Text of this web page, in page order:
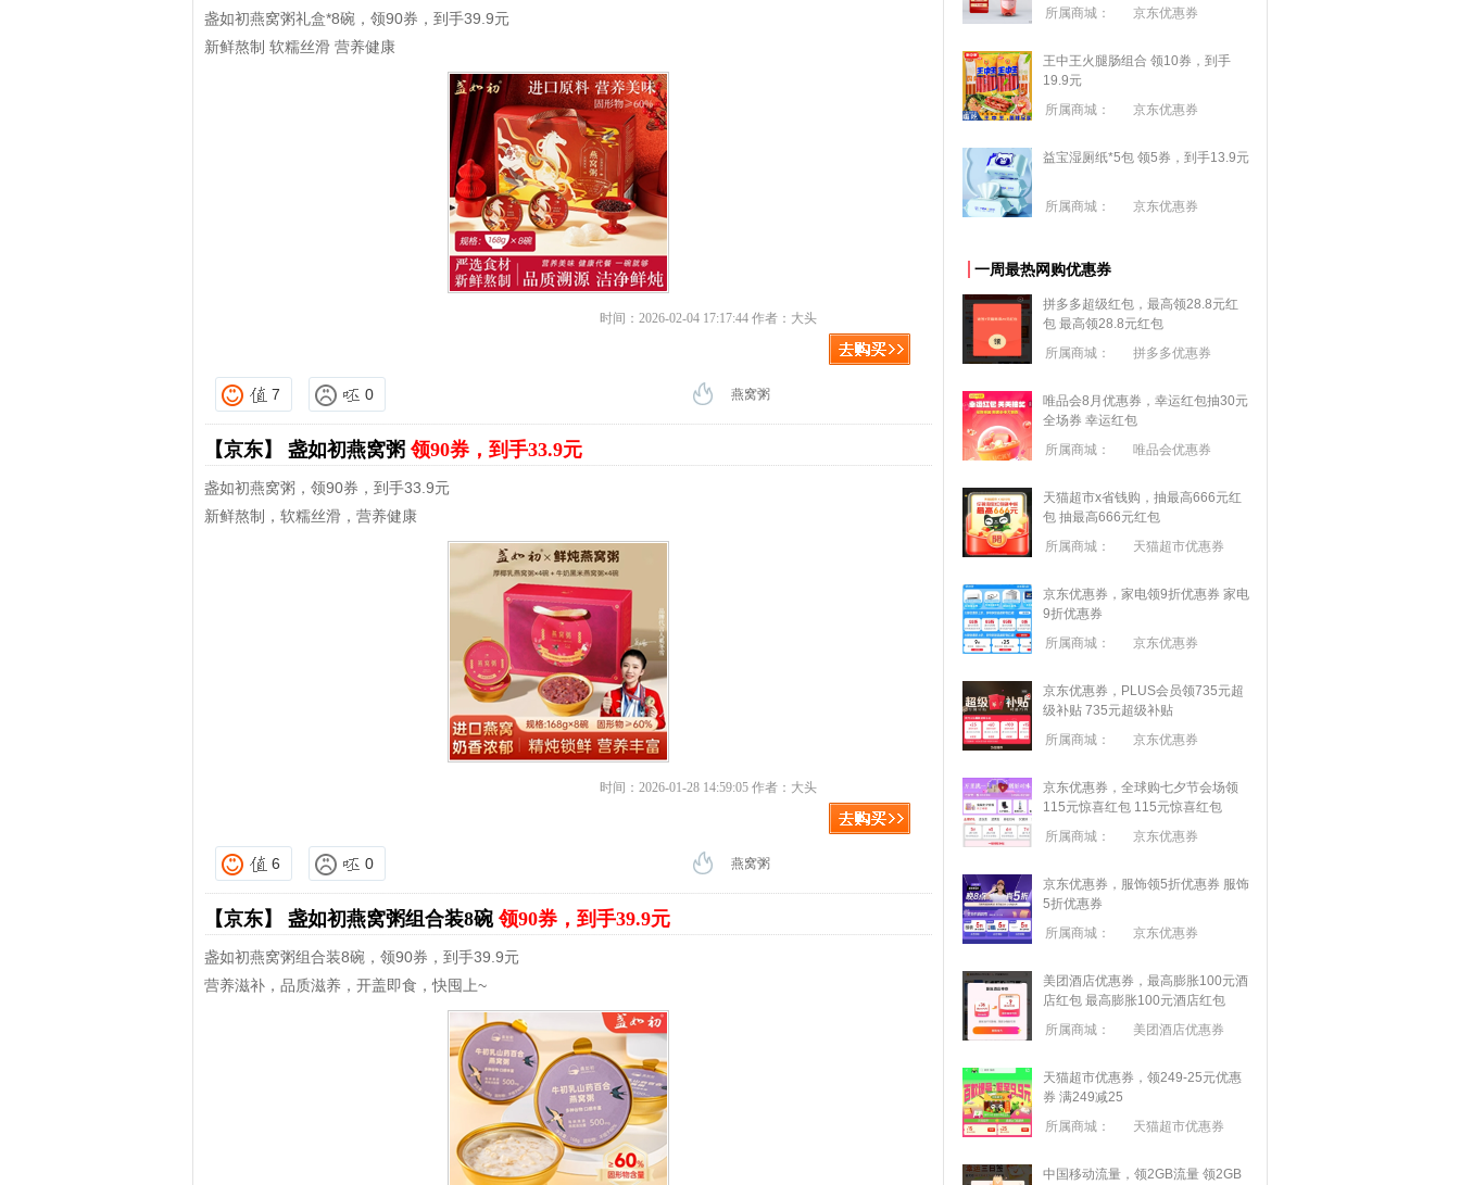
盏如初燕窝粥礼盒*8碗，领90券，到手39.9元
新鲜熬制 软糯丝滑 营养健康
时间：2026-02-04 17:17:44 作者：大头
7 0 燕窝粥
【京东】 盏如初燕窝粥领90券，到手33.9元
盏如初燕窝粥，领90券，到手33.9元
新鲜熬制，软糯丝滑，营养健康
时间：2026-01-28 14:59:05 作者：大头
6 0 燕窝粥
【京东】 盏如初燕窝粥组合装8碗领90券，到手39.9元
盏如初燕窝粥组合装8碗，领90券，到手39.9元
营养滋补，品质滋养，开盖即食，快囤上~
所属商城：
京东优惠券
王中王火腿肠组合 领10券，到手
19.9元
所属商城：
京东优惠券
益宝湿厕纸*5包 领5券，到手13.9元
所属商城： 京东优惠券
一周最热网购优惠券
拼多多超级红包，最高领28.8元红
包 最高领28.8元红包
所属商城：
拼多多优惠券
唯品会8月优惠券，幸运红包抽30元
全场券 幸运红包
所属商城：
唯品会优惠券
天猫超市x省钱购，抽最高666元红
包 抽最高666元红包
所属商城：
天猫超市优惠券
京东优惠券，家电领9折优惠券 家电
9折优惠券
所属商城：
京东优惠券
京东优惠券，PLUS会员领735元超
级补贴 735元超级补贴
所属商城：
京东优惠券
京东优惠券，全球购七夕节会场领
115元惊喜红包 115元惊喜红包
所属商城：
京东优惠券
京东优惠券，服饰领5折优惠券 服饰
5折优惠券
所属商城：
京东优惠券
美团酒店优惠券，最高膨胀100元酒
店红包 最高膨胀100元酒店红包
所属商城：
美团酒店优惠券
天猫超市优惠券，领249-25元优惠
券 满249减25
所属商城：
天猫超市优惠券
中国移动流量，领2GB流量 领2GB